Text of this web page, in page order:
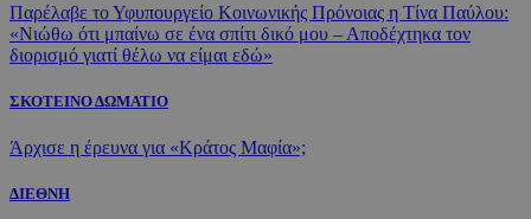
Παρέλαβε το Υφυπουργείο Κοινωνικής Πρόνοιας η Τίνα Παύλου:
«Νιώθω ότι μπαίνω σε ένα σπίτι δικό μου – Αποδέχτηκα τον
διορισμό γιατί θέλω να είμαι εδώ»
ΣΚΟΤΕΙΝΟ ΔΩΜΑΤΙΟ
Άρχισε η έρευνα για «Κράτος Μαφία»;
ΔΙΕΘΝΗ